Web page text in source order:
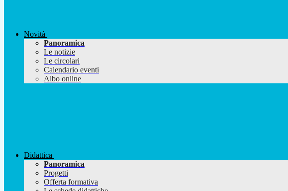
Novità
Panoramica
Le notizie
Le circolari
Calendario eventi
Albo online
Didattica
Panoramica
Progetti
Offerta formativa